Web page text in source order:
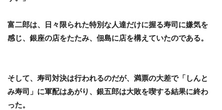
富二郎は、日々限られた特別な人達だけに握る寿司に嫌気を
感じ、銀座の店をたたみ、佃島に店を構えていたのである。
そして、寿司対決は行われるのだが、満票の大差で「しんと
み寿司」に軍配はあがり、銀五郎は大敗を喫する結果に終わ
った。